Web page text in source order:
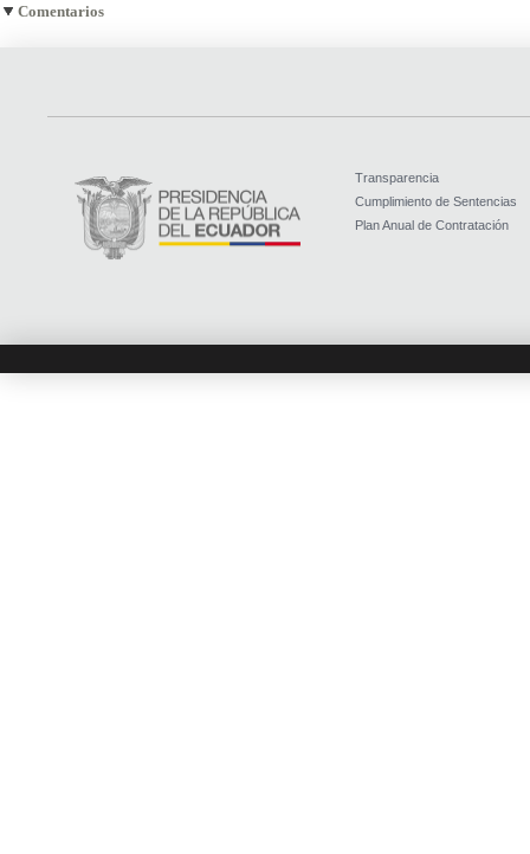
Comentarios
Transparencia
Cumplimiento de Sentencias
Plan Anual de Contratación